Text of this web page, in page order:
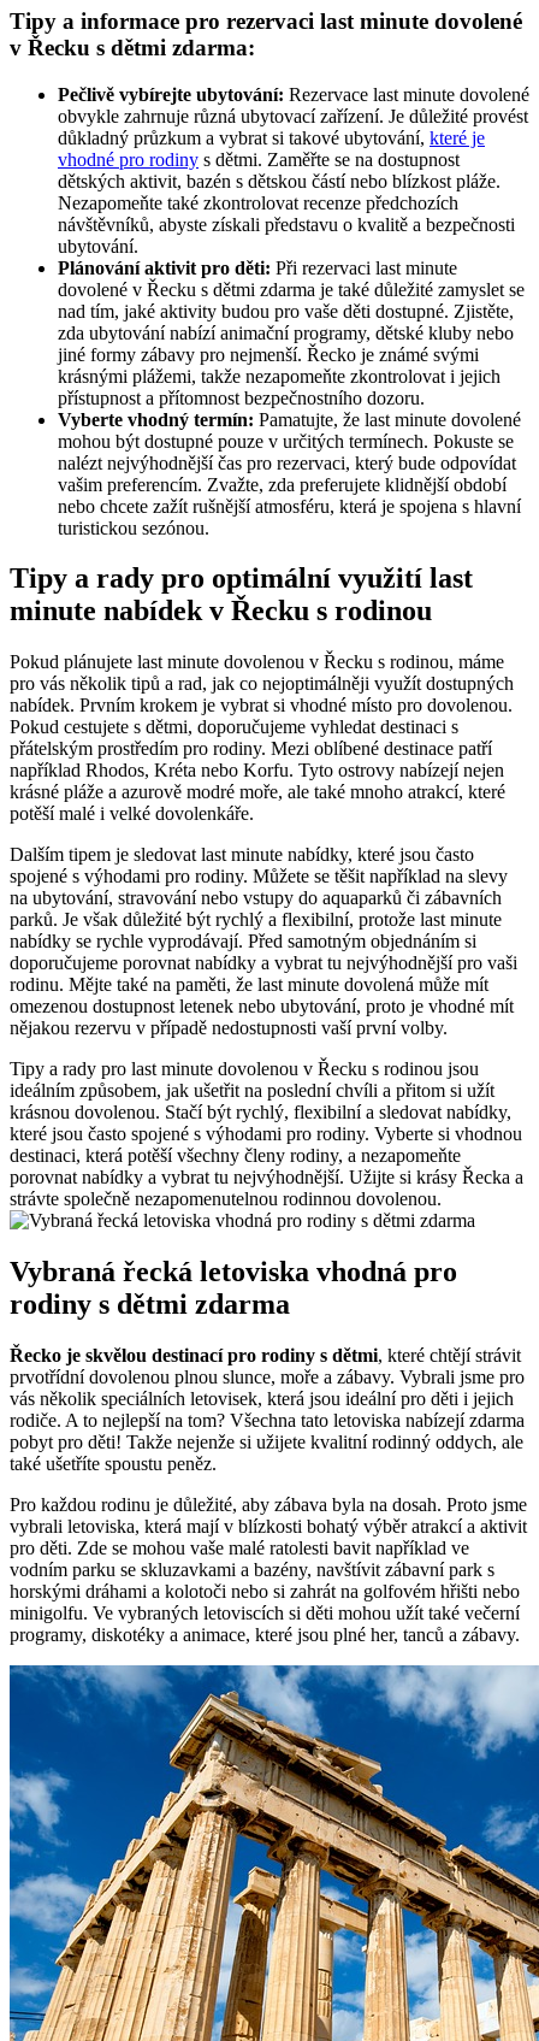
Tipy a informace pro rezervaci last minute dovolené
v Řecku s dětmi zdarma:
Pečlivě vybírejte ubytování: Rezervace last minute dovolené
obvykle zahrnuje různá ubytovací zařízení. Je důležité provést
důkladný průzkum a vybrat si takové ubytování, které je
vhodné pro rodiny s dětmi. Zaměřte se na dostupnost
dětských aktivit, bazén s dětskou částí nebo blízkost pláže.
Nezapomeňte také zkontrolovat recenze předchozích
návštěvníků, abyste získali představu o kvalitě a bezpečnosti
ubytování.
Plánování aktivit pro děti: Při rezervaci last minute
dovolené v Řecku s dětmi zdarma je také důležité zamyslet se
nad tím, jaké aktivity budou pro vaše děti dostupné. Zjistěte,
zda ubytování nabízí animační programy, dětské kluby nebo
jiné formy zábavy pro nejmenší. Řecko je známé svými
krásnými plážemi, takže nezapomeňte zkontrolovat i jejich
přístupnost a přítomnost bezpečnostního dozoru.
Vyberte vhodný termín: Pamatujte, že last minute dovolené
mohou být dostupné pouze v určitých termínech. Pokuste se
nalézt nejvýhodnější čas pro rezervaci, který bude odpovídat
vašim preferencím. Zvažte, zda preferujete klidnější období
nebo chcete zažít rušnější atmosféru, která je spojena s hlavní
turistickou sezónou.
Tipy a rady pro optimální využití last
minute nabídek v Řecku s rodinou
Pokud plánujete last minute dovolenou v Řecku s rodinou, máme
pro vás několik tipů a rad, jak co nejoptimálněji využít dostupných
nabídek. Prvním krokem je vybrat si vhodné místo pro dovolenou.
Pokud cestujete s dětmi, doporučujeme vyhledat destinaci s
přátelským prostředím pro rodiny. Mezi oblíbené destinace patří
například Rhodos, Kréta nebo Korfu. Tyto ostrovy nabízejí nejen
krásné pláže a azurově modré moře, ale také mnoho atrakcí, které
potěší malé i velké dovolenkáře.
Dalším tipem je sledovat last minute nabídky, které jsou často
spojené s výhodami pro rodiny. Můžete se těšit například na slevy
na ubytování, stravování nebo vstupy do aquaparků či zábavních
parků. Je však důležité být rychlý a flexibilní, protože last minute
nabídky se rychle vyprodávají. Před samotným objednáním si
doporučujeme porovnat nabídky a vybrat tu nejvýhodnější pro vaši
rodinu. Mějte také na paměti, že last minute dovolená může mít
omezenou dostupnost letenek nebo ubytování, proto je vhodné mít
nějakou rezervu v případě nedostupnosti vaší první volby.
Tipy a rady pro last minute dovolenou v Řecku s rodinou jsou
ideálním způsobem, jak ušetřit na poslední chvíli a přitom si užít
krásnou dovolenou. Stačí být rychlý, flexibilní a sledovat nabídky,
které jsou často spojené s výhodami pro rodiny. Vyberte si vhodnou
destinaci, která potěší všechny členy rodiny, a nezapomeňte
porovnat nabídky a vybrat tu nejvýhodnější. Užijte si krásy Řecka a
strávte společně nezapomenutelnou rodinnou dovolenou.
Vybraná řecká letoviska vhodná pro
rodiny s dětmi zdarma
Řecko je skvělou destinací pro rodiny s dětmi, které chtějí strávit
prvotřídní dovolenou plnou slunce, moře a zábavy. Vybrali jsme pro
vás několik speciálních letovisek, která jsou ideální pro děti i jejich
rodiče. A to nejlepší na tom? Všechna tato letoviska nabízejí zdarma
pobyt pro děti! Takže nejenže si užijete kvalitní rodinný oddych, ale
také ušetříte spoustu peněz.
Pro každou rodinu je důležité, aby zábava byla na dosah. Proto jsme
vybrali letoviska, která mají v blízkosti bohatý výběr atrakcí a aktivit
pro děti. Zde se mohou vaše malé ratolesti bavit například ve
vodním parku se skluzavkami a bazény, navštívit zábavní park s
horskými dráhami a kolotoči nebo si zahrát na golfovém hřišti nebo
minigolfu. Ve vybraných letoviscích si děti mohou užít také večerní
programy, diskotéky a animace, které jsou plné her, tanců a zábavy.